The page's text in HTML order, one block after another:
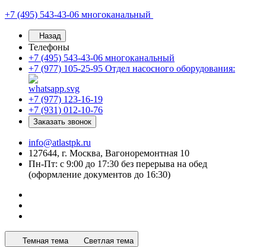
+7 (495) 543-43-06 многоканальный
Назад
Телефоны
+7 (495) 543-43-06 многоканальный
+7 (977) 105-25-95 Отдел насосного оборудования:
+7 (977) 123-16-19
+7 (931) 012-10-76
Заказать звонок
info@atlastpk.ru
127644, г. Москва, Вагоноремонтная 10
Пн-Пт: с 9:00 до 17:30 без перерыва на обед
(оформление документов до 16:30)
Темная тема Светлая тема